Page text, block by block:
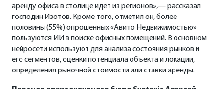
аренду офиса в столице идет из регионов»,— рассказал
господин Изотов. Кроме того, отметил он, более
половины (55%) опрошенных «Авито Недвижимостью»
пользуются ИИ в поиске офисных помещений. В основном
нейросети используют для анализа состояния рынков и
его сегментов, оценки потенциала объекта и локации,
определения рыночной стоимости или ставки аренды.